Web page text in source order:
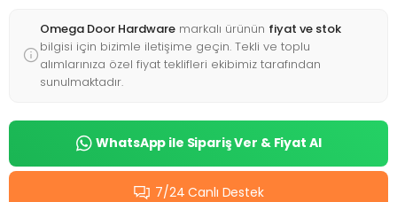
Omega Door Hardware markalı ürünün fiyat ve stok
bilgisi için bizimle iletişime geçin. Tekli ve toplu
alımlarınıza özel fiyat teklifleri ekibimiz tarafından
sunulmaktadır.
WhatsApp ile Sipariş Ver & Fiyat Al
7/24 Canlı Destek